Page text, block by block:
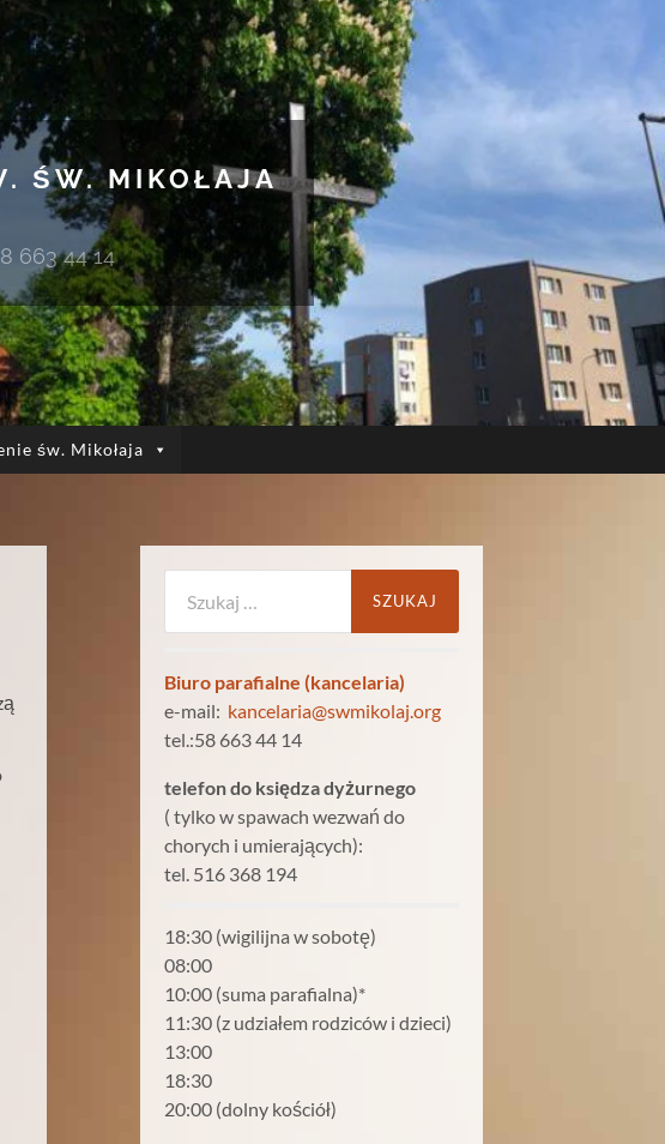
ŚW. MIKOŁAJA
663 44 14
św. Mikołaja
Biuro parafialne (kancelaria)
e-mail: kancelaria@swmikolaj.org
tel.:58 663 44 14
telefon do księdza dyżurnego
( tylko w spawach wezwań do
chorych i umierających):
tel. 516 368 194
18:30 (wigilijna w sobotę)
08:00
10:00 (suma parafialna)*
11:30 (z udziałem rodziców i dzieci)
13:00
18:30
20:00 (dolny kościół)